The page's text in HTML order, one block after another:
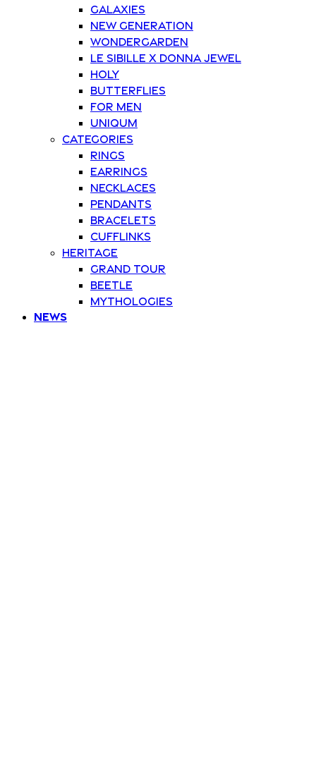
Galaxies
New Generation
Wondergarden
Le Sibille x Donna Jewel
Holy
Butterflies
For Men
Uniqum
Categories
Rings
Earrings
Necklaces
Pendants
Bracelets
Cufflinks
Heritage
Grand Tour
Beetle
Mythologies
News